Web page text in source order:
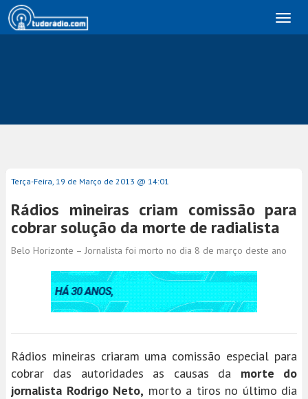
Terça-Feira, 19 de Março de 2013 @ 14:01
Rádios mineiras criam comissão para
cobrar solução da morte de radialista
Belo Horizonte – Jornalista foi morto no dia 8 de março deste ano
Rádios mineiras criaram uma comissão especial para
cobrar das autoridades as causas da morte do
jornalista Rodrigo Neto, morto a tiros no último dia